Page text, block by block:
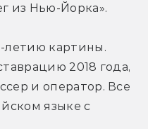
из Нью-Йорка».
летию картины.
2018 года,
и оператор. Все
языке с